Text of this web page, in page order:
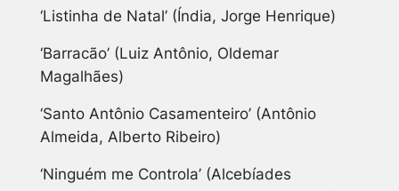
‘Listinha de Natal’ (Índia, Jorge Henrique)
‘Barracão’ (Luiz Antônio, Oldemar
Magalhães)
‘Santo Antônio Casamenteiro’ (Antônio
Almeida, Alberto Ribeiro)
‘Ninguém me Controla’ (Alcebíades